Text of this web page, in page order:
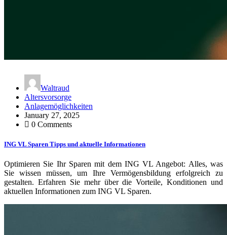
Waltraud
Altersvorsorge
Anlagemöglichkeiten
January 27, 2025
0 Comments
ING VL Sparen Tipps und aktuelle Informationen
Optimieren Sie Ihr Sparen mit dem ING VL Angebot: Alles, was
Sie wissen müssen, um Ihre Vermögensbildung erfolgreich zu
gestalten. Erfahren Sie mehr über die Vorteile, Konditionen und
aktuellen Informationen zum ING VL Sparen.